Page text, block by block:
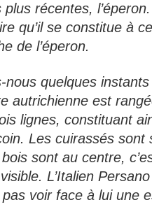
récentes,
qu’il se constitue à
de l’éperon.
nous quelques
autrichienne est
lignes, constituant
Les cuirassés sont
sont au centre,
L’Italien
voir face à lui une